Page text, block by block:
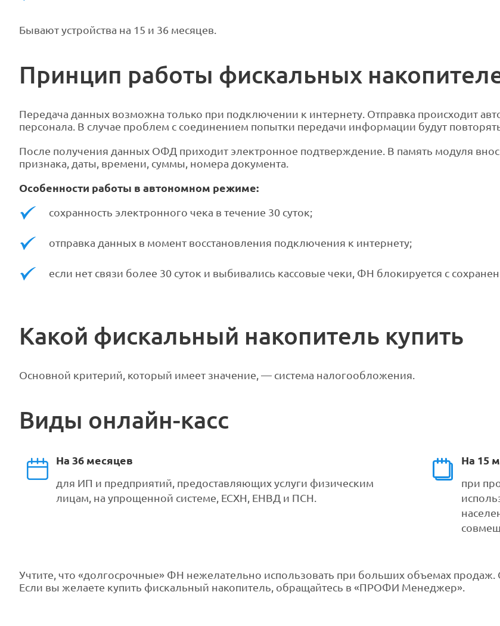
Бывают устройства на 15 и 36 месяцев.
Принцип работы фискальных
Передача данных возможна только при подключении к интернету. Отправка происходит
персонала. В случае проблем с соединением попытки передачи информации будут
После получения данных ОФД приходит электронное подтверждение. В память модуля
признака, даты, времени, суммы, номера документа.
Особенности работы в автономном режиме:
сохранность электронного чека в течение 30 суток;
отправка данных в момент восстановления подключения к интернету;
если нет связи более 30 суток и выбивались кассовые чеки, ФН блокируется с
Какой фискальный накопитель купить
Основной критерий, который имеет значение, — система налогообложения.
Виды онлайн-касс
На 36 месяцев
для ИП и предприятий, предоставляющих услуги физическим
лицам, на упрощенной системе, ЕСХН, ЕНВД и ПСН.
На 15
при
Учтите, что «долгосрочные» ФН нежелательно использовать при больших объемах продаж.
Если вы желаете купить фискальный накопитель, обращайтесь в «ПРОФИ Менеджер».